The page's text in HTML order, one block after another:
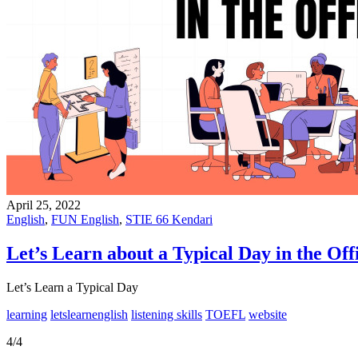
April 25, 2022
English, FUN English, STIE 66 Kendari
Let’s Learn about a Typical Day in the
Let’s Learn a Typical Day
learning letslearnenglish listening skills TOEFL website
4/4